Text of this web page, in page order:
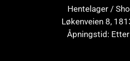
Hentelager /
Løkenveien 8,
Åpningstid: